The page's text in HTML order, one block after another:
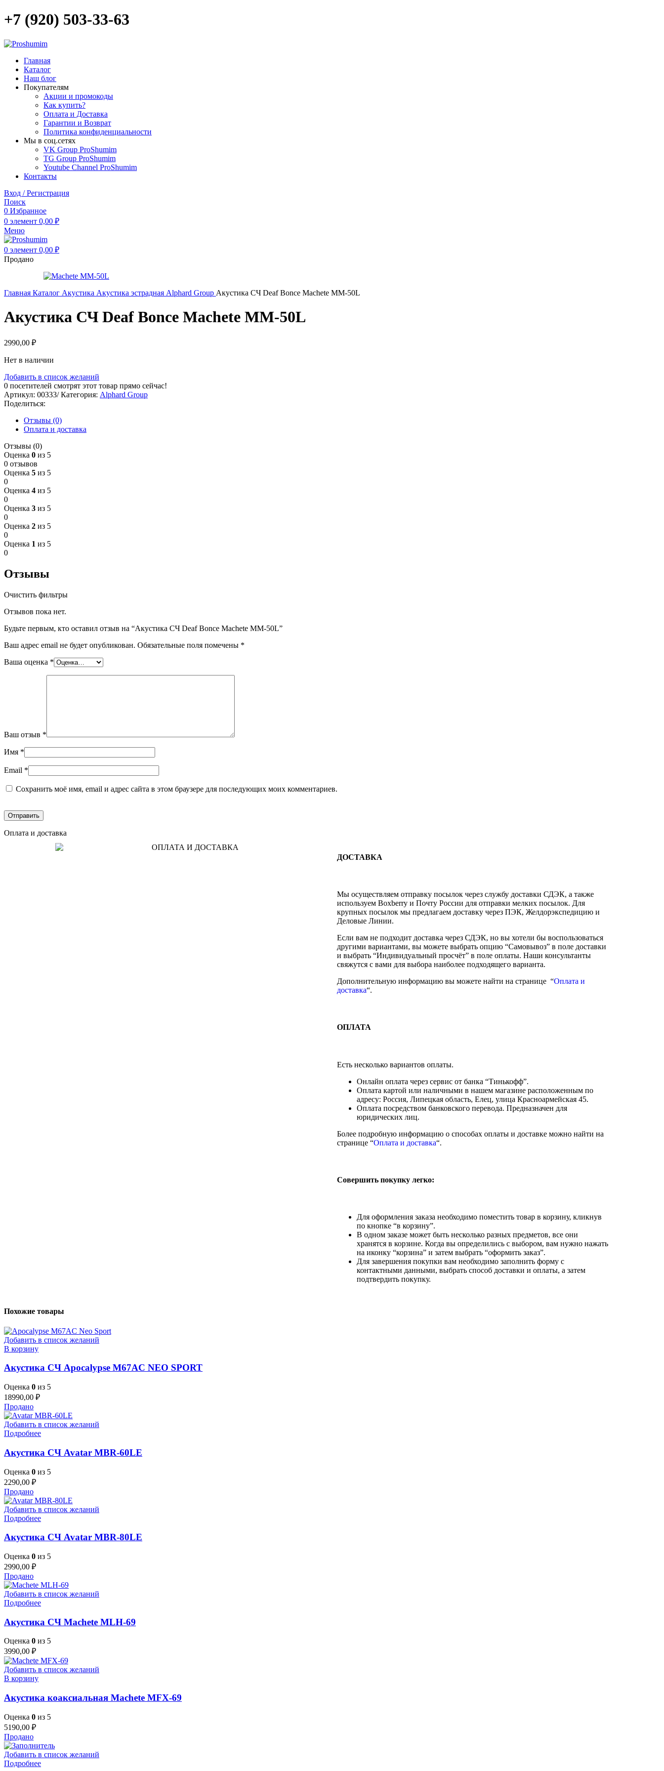
+7 (920) 503-33-63
Главная
Каталог
Наш блог
Покупателям
Акции и промокоды
Как купить?
Оплата и Доставка
Гарантии и Возврат
Политика конфиденциальности
Мы в соц.сетях
VK Group ProShumim
TG Group ProShumim
Youtube Channel ProShumim
Контакты
Вход / Регистрация
Поиск
0 Избранное
0 элемент 0,00 ₽
Меню
0 элемент 0,00 ₽
Продано
Главная Каталог Акустика Акустика эстрадная Alphard Group Акустика СЧ Deaf Bonce Machete MM-50L
Акустика СЧ Deaf Bonce Machete MM-50L
2990,00 ₽
Нет в наличии
Добавить в список желаний
0 посетителей смотрят этот товар прямо сейчас!
Артикул: 00333/Категория: Alphard Group
Поделиться:
Отзывы (0)
Оплата и доставка
Отзывы (0)
Оценка 0 из 5
0 отзывов
Оценка 5 из 5
0
Оценка 4 из 5
0
Оценка 3 из 5
0
Оценка 2 из 5
0
Оценка 1 из 5
0
Отзывы
Очистить фильтры
Отзывов пока нет.
Будьте первым, кто оставил отзыв на “Акустика СЧ Deaf Bonce Machete MM-50L”
Ваш адрес email не будет опубликован. Обязательные поля помечены *
Ваша оценка *
Ваш отзыв *
Имя *
Email *
Сохранить моё имя, email и адрес сайта в этом браузере для последующих моих комментариев.
Оплата и доставка
ДОСТАВКА
Мы осуществляем отправку посылок через службу доставки СДЭК, а также
используем Boxberry и Почту России для отправки мелких посылок. Для
крупных посылок мы предлагаем доставку через ПЭК, Желдорэкспедицию и
Деловые Линии.
Если вам не подходит доставка через СДЭК, но вы хотели бы воспользоваться
другими вариантами, вы можете выбрать опцию “Самовывоз” в поле доставки
и выбрать “Индивидуальный просчёт” в поле оплаты. Наши консультанты
свяжутся с вами для выбора наиболее подходящего варианта.
Дополнительную информацию вы можете найти на странице “Оплата и
доставка“.
ОПЛАТА
Есть несколько вариантов оплаты.
Онлайн оплата через сервис от банка “Тинькофф”.
Оплата картой или наличными в нашем магазине расположенным по
адресу: Россия, Липецкая область, Елец, улица Красноармейская 45.
Оплата посредством банковского перевода. Предназначен для
юридических лиц.
Более подробную информацию о способах оплаты и доставке можно найти на
странице “Оплата и доставка“.
Совершить покупку легко:
Для оформления заказа необходимо поместить товар в корзину, кликнув
по кнопке “в корзину”.
В одном заказе может быть несколько разных предметов, все они
хранятся в корзине. Когда вы определились с выбором, вам нужно нажать
на иконку “корзина” и затем выбрать “оформить заказ”.
Для завершения покупки вам необходимо заполнить форму с
контактными данными, выбрать способ доставки и оплаты, а затем
подтвердить покупку.
Похожие товары
Добавить в список желаний
В корзину
Акустика СЧ Apocalypse M67AC NEO SPORT
Оценка 0 из 5
18990,00 ₽
Продано
Добавить в список желаний
Подробнее
Акустика СЧ Avatar MBR-60LE
Оценка 0 из 5
2290,00 ₽
Продано
Добавить в список желаний
Подробнее
Акустика СЧ Avatar MBR-80LE
Оценка 0 из 5
2990,00 ₽
Продано
Добавить в список желаний
Подробнее
Акустика СЧ Machete MLH-69
Оценка 0 из 5
3990,00 ₽
Добавить в список желаний
В корзину
Акустика коаксиальная Machete MFX-69
Оценка 0 из 5
5190,00 ₽
Продано
Добавить в список желаний
Подробнее